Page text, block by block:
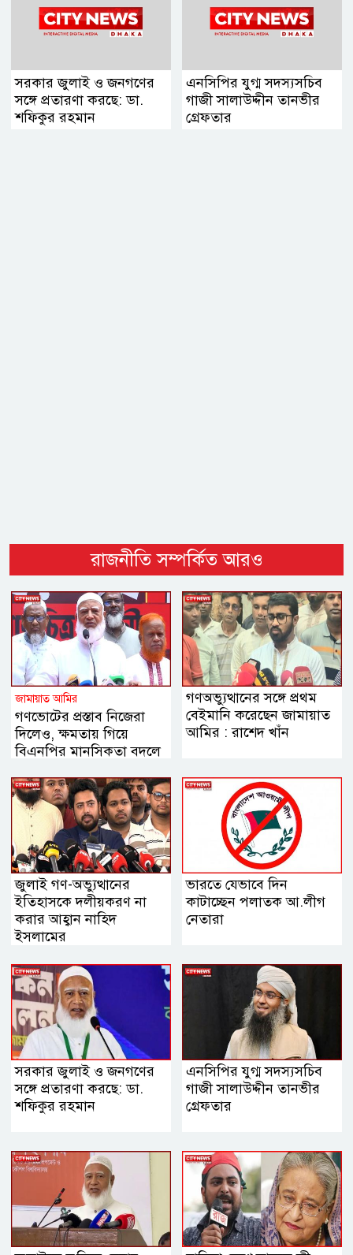
সরকার জুলাই ও জনগণের
সঙ্গে প্রতারণা করছে: ডা.
শফিকুর রহমান
এনসিপির যুগ্ম সদস্যসচিব
গাজী সালাউদ্দীন তানভীর
গ্রেফতার
রাজনীতি সম্পর্কিত আরও
জামায়াত আমির
গণভোটের প্রস্তাব নিজেরা
দিলেও, ক্ষমতায় গিয়ে
বিএনপির মানসিকতা বদলে
গণঅভ্যুত্থানের সঙ্গে প্রথম
বেইমানি করেছেন জামায়াত
আমির : রাশেদ খাঁন
জুলাই গণ-অভ্যুত্থানের
ইতিহাসকে দলীয়করণ না
করার আহ্বান নাহিদ
ইসলামের
ভারতে যেভাবে দিন
কাটাচ্ছেন পলাতক আ.লীগ
নেতারা
সরকার জুলাই ও জনগণের
সঙ্গে প্রতারণা করছে: ডা.
শফিকুর রহমান
এনসিপির যুগ্ম সদস্যসচিব
গাজী সালাউদ্দীন তানভীর
গ্রেফতার